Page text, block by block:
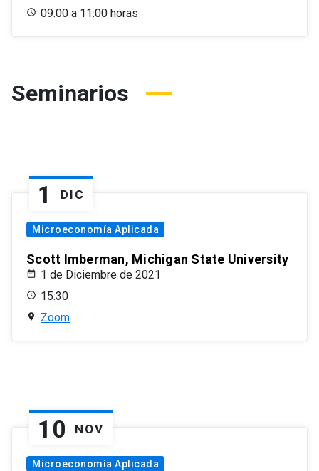
09:00 a 11:00 horas
Seminarios
1 DIC
Microeconomía Aplicada
Scott Imberman, Michigan State University
1 de Diciembre de 2021
15:30
Zoom
10 NOV
Microeconomía Aplicada